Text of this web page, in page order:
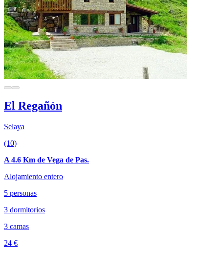
El Regañón
Selaya
(10)
A 4.6 Km de Vega de Pas.
Alojamiento entero
5 personas
3 dormitorios
3 camas
24 €